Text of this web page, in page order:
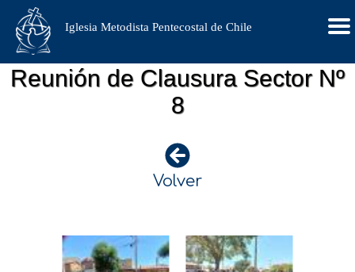
Iglesia Metodista Pentecostal de Chile
Reunión de Clausura Sector Nº
8
Volver